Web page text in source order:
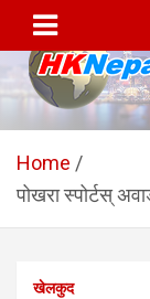
content
सञ्चालित
पत्रिका
hknepal,
Home
पोखरा स्पोर्टस्
खेलकुद